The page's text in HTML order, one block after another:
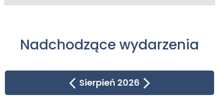
Nadchodzące wydarzenia
Sierpień 2026